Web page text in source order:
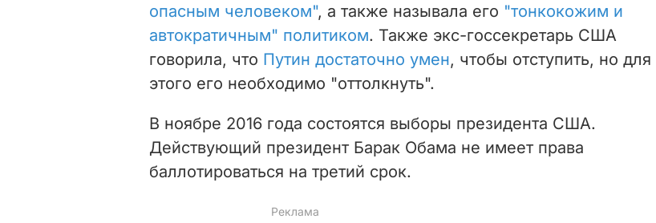
опасным человеком", а также называла его "тонкокожим и
автократичным" политиком. Также экс-госсекретарь США
говорила, что Путин достаточно умен, чтобы отступить, но для
этого его необходимо "оттолкнуть".
В ноябре 2016 года состоятся выборы президента США.
Действующий президент Барак Обама не имеет права
баллотироваться на третий срок.